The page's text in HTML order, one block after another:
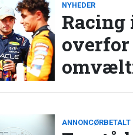
NYHEDER
Racing
ANNONCØRBETALT